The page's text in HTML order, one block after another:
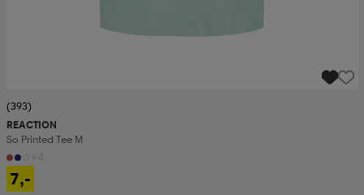
(393)
REACTION
So Printed Tee M
7,-